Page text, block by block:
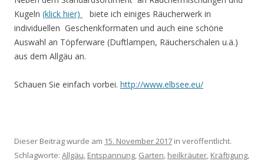
Kugeln (klick hier)
biete ich einiges Räucherwerk in
individuellen Geschenkformaten und auch eine schöne
Auswahl an Töpferware (Duftlampen, Räucherschalen u.ä.)
aus dem Allgäu an.
Schauen Sie einfach vorbei. http://www.elbsee.eu/
Dieser Beitrag wurde am 15. November 2017 in veröffentlicht.
Schlagworte: Allgäu, Entspannung, Garten, heilkräuter, Kräftigung,